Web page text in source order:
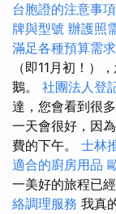
台胞證的注意事項
牌與型號 辦護照
滿足各種預算需求
（即11月初！）
鵝。 社團法人登
達，您會看到很
一天會很好，因
費的下午。 士林
適合的廚房用品
一美好的旅程已
絡調理服務 我真